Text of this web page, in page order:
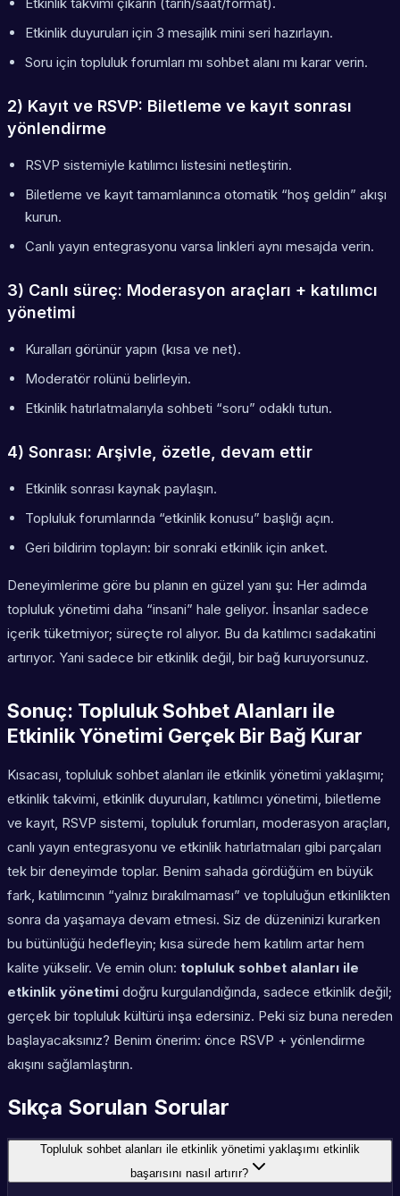
Etkinlik duyuruları için 3 mesajlık mini seri hazırlayın.
Soru için topluluk forumları mı sohbet alanı mı karar verin.
2) Kayıt ve RSVP: Biletleme ve kayıt sonrası
yönlendirme
RSVP sistemiyle katılımcı listesini netleştirin.
Biletleme ve kayıt tamamlanınca otomatik “hoş geldin” akışı
kurun.
Canlı yayın entegrasyonu varsa linkleri aynı mesajda verin.
3) Canlı süreç: Moderasyon araçları + katılımcı
yönetimi
Kuralları görünür yapın (kısa ve net).
Moderatör rolünü belirleyin.
Etkinlik hatırlatmalarıyla sohbeti “soru” odaklı tutun.
4) Sonrası: Arşivle, özetle, devam ettir
Etkinlik sonrası kaynak paylaşın.
Topluluk forumlarında “etkinlik konusu” başlığı açın.
Geri bildirim toplayın: bir sonraki etkinlik için anket.
Deneyimlerime göre bu planın en güzel yanı şu: Her adımda
topluluk yönetimi daha “insani” hale geliyor. İnsanlar sadece
içerik tüketmiyor; süreçte rol alıyor. Bu da katılımcı sadakatini
artırıyor. Yani sadece bir etkinlik değil, bir bağ kuruyorsunuz.
Sonuç: Topluluk Sohbet Alanları ile
Etkinlik Yönetimi Gerçek Bir Bağ Kurar
Kısacası, topluluk sohbet alanları ile etkinlik yönetimi yaklaşımı;
etkinlik takvimi, etkinlik duyuruları, katılımcı yönetimi, biletleme
ve kayıt, RSVP sistemi, topluluk forumları, moderasyon araçları,
canlı yayın entegrasyonu ve etkinlik hatırlatmaları gibi parçaları
tek bir deneyimde toplar. Benim sahada gördüğüm en büyük
fark, katılımcının “yalnız bırakılmaması” ve topluluğun etkinlikten
sonra da yaşamaya devam etmesi. Siz de düzeninizi kurarken
bu bütünlüğü hedefleyin; kısa sürede hem katılım artar hem
kalite yükselir. Ve emin olun: topluluk sohbet alanları ile
etkinlik yönetimi doğru kurgulandığında, sadece etkinlik değil;
gerçek bir topluluk kültürü inşa edersiniz. Peki siz buna nereden
başlayacaksınız? Benim önerim: önce RSVP + yönlendirme
akışını sağlamlaştırın.
Sıkça Sorulan Sorular
Topluluk sohbet alanları ile etkinlik yönetimi yaklaşımı etkinlik
başarısını nasıl artırır?